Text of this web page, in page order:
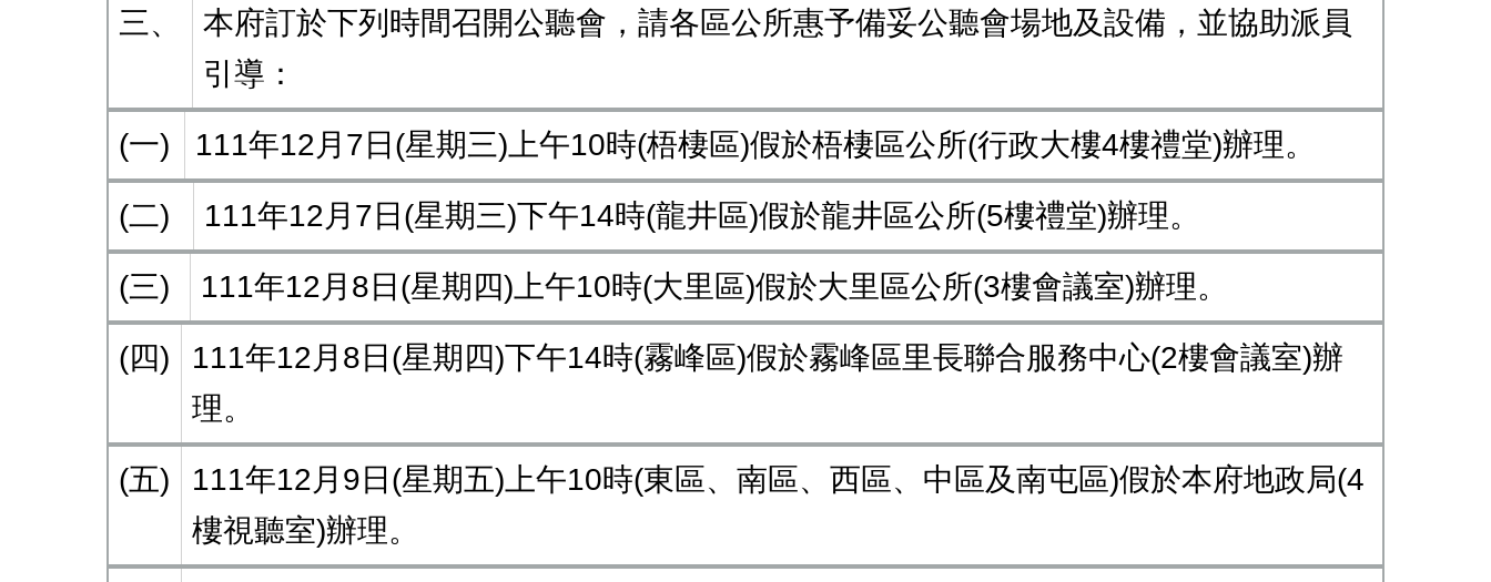
三、
本府訂於下列時間召開公聽會，請各區公所惠予備妥公聽會場地及設備，並協助派員
引導：
(一) 111年12月7日(星期三)上午10時(梧棲區)假於梧棲區公所(行政大樓4樓禮堂)辦理。
(二) 111年12月7日(星期三)下午14時(龍井區)假於龍井區公所(5樓禮堂)辦理。
(三) 111年12月8日(星期四)上午10時(大里區)假於大里區公所(3樓會議室)辦理。
(四)
111年12月8日(星期四)下午14時(霧峰區)假於霧峰區里長聯合服務中心(2樓會議室)辦
理。
(五)
111年12月9日(星期五)上午10時(東區、南區、西區、中區及南屯區)假於本府地政局(4
樓視聽室)辦理。